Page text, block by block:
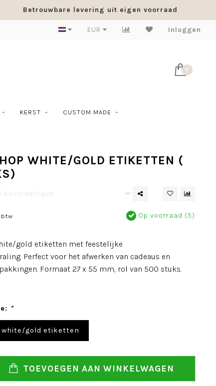
Betrouwbare levering uit eigen voorraad
EUR Inloggen
0
KERST CUSTOM MADE
WHITE/GOLD ETIKETTEN (
beoordelingen
btw Op voorraad (5)
gold etiketten met feestelijke
Perfect voor het afwerken van cadeaus en
Formaat 27 x 55 mm, rol van 500 stuks.
*
white/gold etiketten
TOEVOEGEN AAN WINKELWAGEN